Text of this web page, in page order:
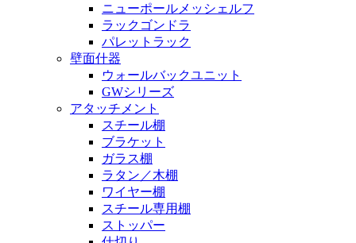
ニューポールメッシェルフ
ラックゴンドラ
パレットラック
壁面什器
ウォールバックユニット
GWシリーズ
アタッチメント
スチール棚
ブラケット
ガラス棚
ラタン／木棚
ワイヤー棚
スチール専用棚
ストッパー